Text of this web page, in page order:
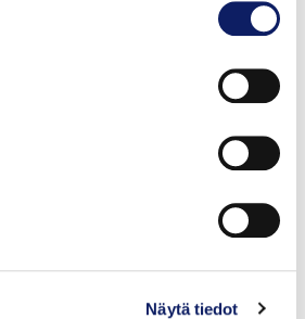
Näytä tiedot
Salaattijuusto